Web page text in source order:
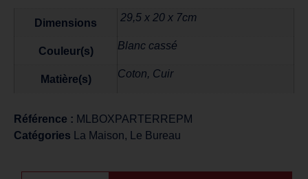
Dimensions 29,5 x 20 x 7cm
Couleur(s) Blanc cassé
Matière(s) Coton, Cuir
Référence : MLBOXPARTERREPM
Catégories
La Maison, Le Bureau